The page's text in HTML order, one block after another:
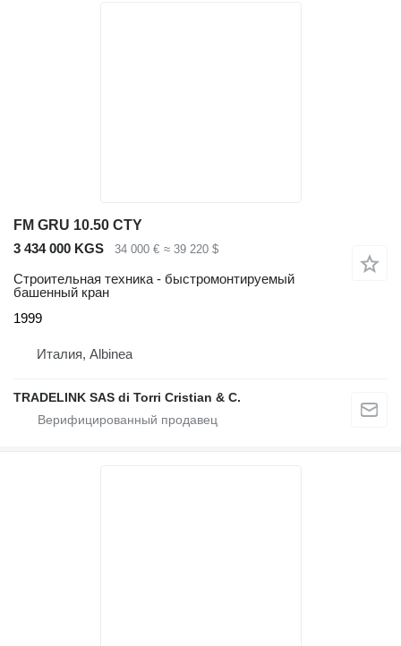
FM GRU 10.50 CTY
3 434 000 KGS
34 000 € ≈ 39 220 $
Строительная техника - быстромонтируемый
башенный кран
1999
Италия, Albinea
TRADELINK SAS di Torri Cristian & C.